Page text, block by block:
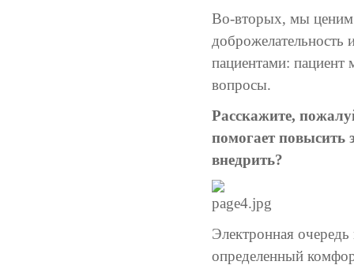
Во-вторых, мы ценим
доброжелательность
пациентами: пациент
вопросы.
Расскажите,
помогает повысить
внедрить?
Электронная
определенный